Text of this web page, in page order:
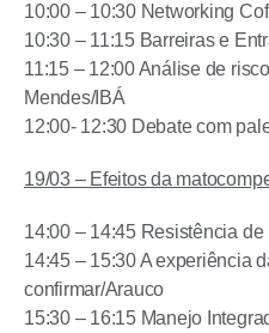
10:00 – 10:30 Networking
10:30 – 11:15 Barreiras e
11:15 – 12:00 Análise de
Mendes/IBÁ
12:00- 12:30 Debate com
19/03 – Efeitos da
14:00 – 14:45 Resistência
14:45 – 15:30 A experiência
confirmar/Arauco
15:30 – 16:15 Manejo